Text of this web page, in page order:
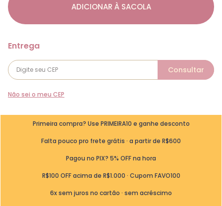
ADICIONAR À SACOLA
Não sei o meu CEP
Primeira compra? Use PRIMEIRA10 e ganhe desconto
Falta pouco pro frete grátis · a partir de R$600
Pagou no PIX? 5% OFF na hora
R$100 OFF acima de R$1.000 · Cupom FAVO100
6x sem juros no cartão · sem acréscimo